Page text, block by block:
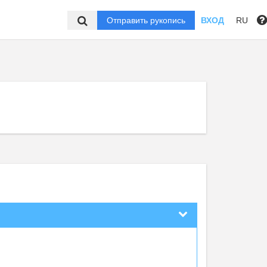
Отправить рукопись ВХОД RU